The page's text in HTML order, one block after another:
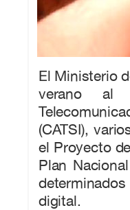
El Ministerio
verano al
(CATSI),
el Proyecto
Plan
digital.